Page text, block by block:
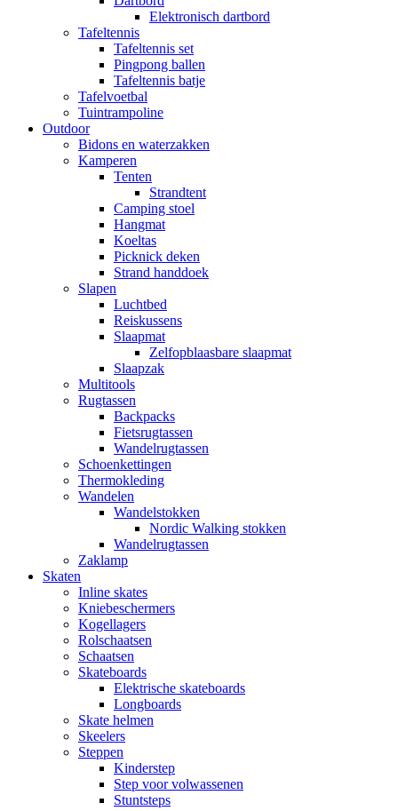
Elektronisch dartbord
Tafeltennis
Tafeltennis set
Pingpong ballen
Tafeltennis batje
Tafelvoetbal
Tuintrampoline
Outdoor
Bidons en waterzakken
Kamperen
Tenten
Strandtent
Camping stoel
Hangmat
Koeltas
Picknick deken
Strand handdoek
Slapen
Luchtbed
Reiskussens
Slaapmat
Zelfopblaasbare slaapmat
Slaapzak
Multitools
Rugtassen
Backpacks
Fietsrugtassen
Wandelrugtassen
Schoenkettingen
Thermokleding
Wandelen
Wandelstokken
Nordic Walking stokken
Wandelrugtassen
Zaklamp
Skaten
Inline skates
Kniebeschermers
Kogellagers
Rolschaatsen
Schaatsen
Skateboards
Elektrische skateboards
Longboards
Skate helmen
Skeelers
Steppen
Kinderstep
Step voor volwassenen
Stuntsteps